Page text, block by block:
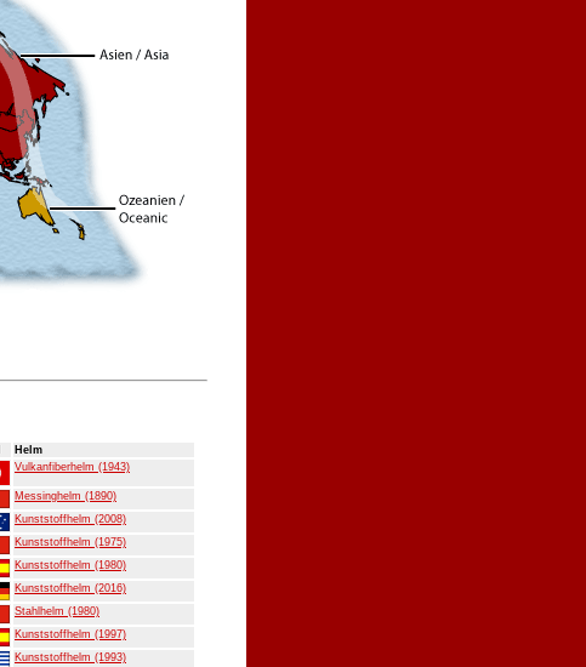
Helm
Vulkanfiberhelm (1943)
Messinghelm (1890)
Kunststoffhelm (2008)
Kunststoffhelm (1975)
Kunststoffhelm (1980)
Kunststoffhelm (2016)
Stahlhelm (1980)
Kunststoffhelm (1997)
Kunststoffhelm (1993)